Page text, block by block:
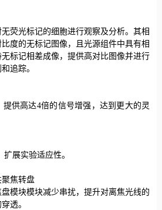
荧光标记的细胞进行观察及分析。其相
度的无标记图像，且光源组件中具有相
标记相差成像，提供高对比图像并进行
追踪。
提供高达4倍的信号增强，达到更大的灵
展实验适应性。
焦转盘
模块模块减少串扰，提升对离焦光线的
透。